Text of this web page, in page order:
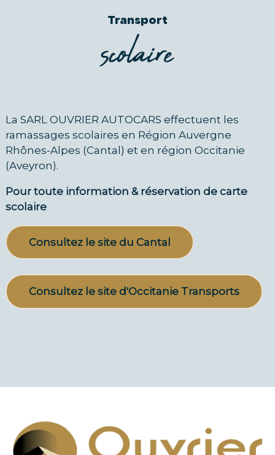
Transport
scolaire
La SARL OUVRIER AUTOCARS effectuent les
ramassages scolaires en Région Auvergne
Rhônes-Alpes (Cantal) et en région Occitanie
(Aveyron).
Pour toute information & réservation de carte
scolaire
Consultez le site du Cantal
Consultez le site d'Occitanie Transports